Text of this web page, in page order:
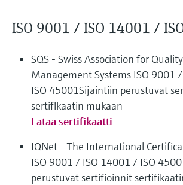
ISO 9001 / ISO 14001 /
SQS - Swiss Association for
Management Systems ISO 9001
ISO 45001Sijaintiin perustuvat
sertifikaatin mukaan
Lataa sertifikaatti
IQNet - The International
ISO 9001 / ISO 14001 / ISO
perustuvat sertifioinnit